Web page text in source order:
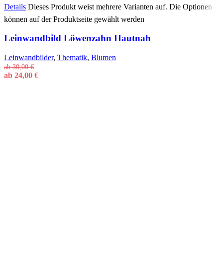
Details Dieses Produkt weist mehrere Varianten auf. Die Optionen
können auf der Produktseite gewählt werden
Leinwandbild Löwenzahn Hautnah
Leinwandbilder, Thematik, Blumen
ab30,00€
ab 24,00 €